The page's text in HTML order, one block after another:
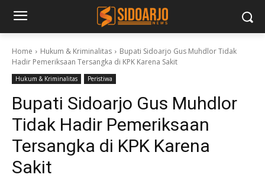
Home Hukum & Kriminalitas
Bupati Sidoarjo Gus Muhdlor Tidak
Hadir Pemeriksaan Tersangka di KPK Karena Sakit
Hukum & Kriminalitas Peristiwa
Bupati Sidoarjo Gus Muhdlor
Tidak Hadir Pemeriksaan
Tersangka di KPK Karena
Sakit